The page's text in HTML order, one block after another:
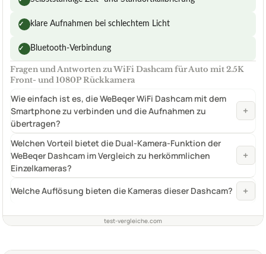
✓ klare Aufnahmen bei schlechtem Licht
✓ Bluetooth-Verbindung
Fragen und Antworten zu WiFi Dashcam für Auto mit 2.5K
Front- und 1080P Rückkamera
Wie einfach ist es, die WeBeqer WiFi Dashcam mit dem
Smartphone zu verbinden und die Aufnahmen zu
übertragen?
+
Welchen Vorteil bietet die Dual-Kamera-Funktion der
WeBeqer Dashcam im Vergleich zu herkömmlichen
Einzelkameras?
+
Welche Auflösung bieten die Kameras dieser Dashcam? +
test-vergleiche.com